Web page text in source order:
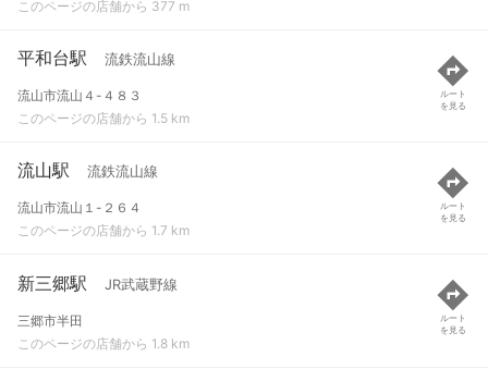
このページの店舗から 377 m
平和台駅 流鉄流山線
流山市流山４-４８３
このページの店舗から 1.5 km
ルート
を見る
流山駅 流鉄流山線
流山市流山１-２６４
このページの店舗から 1.7 km
ルート
を見る
新三郷駅 JR武蔵野線
三郷市半田
このページの店舗から 1.8 km
ルート
を見る